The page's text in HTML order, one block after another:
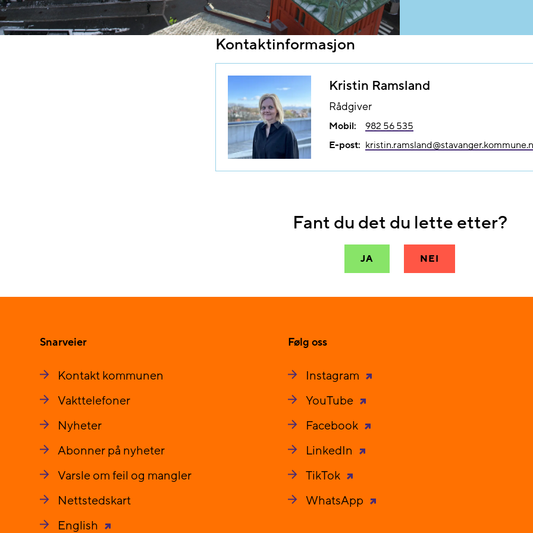
Kontaktinformasjon
Kristin Ramsland
Rådgiver
Mobil:
982 56 535
E-post:
Fant du det du lette etter?
JA NEI
Snarveier
Kontakt kommunen
Vakttelefoner
Nyheter
Abonner på nyheter
Varsle om feil og mangler
Nettstedskart
English
Følg oss
Instagram
YouTube
Facebook
LinkedIn
TikTok
WhatsApp